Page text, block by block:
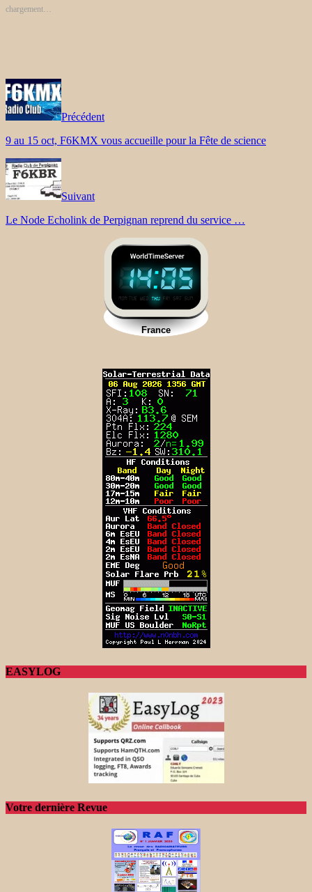
chargement…
Précédent
9 au 15 oct, F6KMX vous accueille pour la Fête de science
Suivant
Le Node Echolink de Perpignan reprend du service …
EASYLOG
Votre dernière Revue